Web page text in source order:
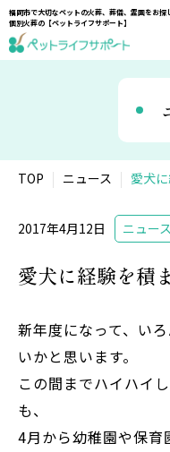
福岡市で大切なペットの火葬、葬儀、霊園をお探
個別火葬の【ペットライフサポート】
TOP ニュース 愛犬
2017年4月12日 ニュース
愛犬に経験を積
新年度になって、い
いかと思います。
この間までハイハイ
も、
4月から幼稚園や保育